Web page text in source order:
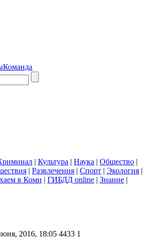
Команда
| Культура | Наука | Общество |
| Развлечения | Спорт | Экология |
в Коми | ГИБДД online | Знание |
2016, 18:05 4433 1